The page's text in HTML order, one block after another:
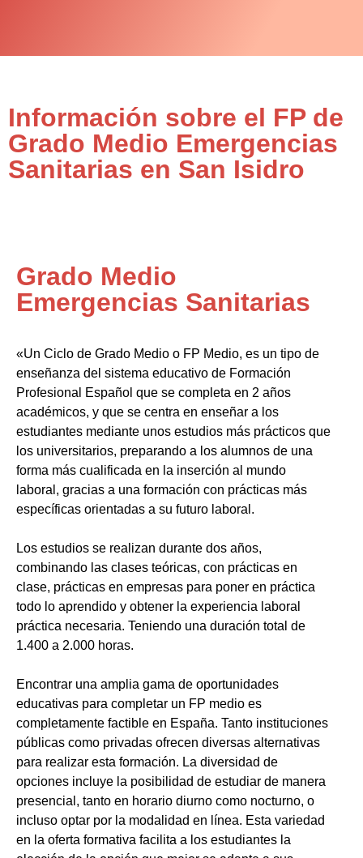
Información sobre el FP de
Grado Medio Emergencias
Sanitarias en San Isidro
Grado Medio
Emergencias Sanitarias
«Un Ciclo de Grado Medio o FP Medio, es un tipo de
enseñanza del sistema educativo de Formación
Profesional Español que se completa en 2 años
académicos, y que se centra en enseñar a los
estudiantes mediante unos estudios más prácticos que
los universitarios, preparando a los alumnos de una
forma más cualificada en la inserción al mundo
laboral, gracias a una formación con prácticas más
específicas orientadas a su futuro laboral.
Los estudios se realizan durante dos años,
combinando las clases teóricas, con prácticas en
clase, prácticas en empresas para poner en práctica
todo lo aprendido y obtener la experiencia laboral
práctica necesaria. Teniendo una duración total de
1.400 a 2.000 horas.
Encontrar una amplia gama de oportunidades
educativas para completar un FP medio es
completamente factible en España. Tanto instituciones
públicas como privadas ofrecen diversas alternativas
para realizar esta formación. La diversidad de
opciones incluye la posibilidad de estudiar de manera
presencial, tanto en horario diurno como nocturno, o
incluso optar por la modalidad en línea. Esta variedad
en la oferta formativa facilita a los estudiantes la